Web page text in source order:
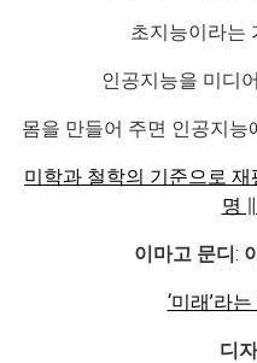
초지능이라는
인공지능을 미디
몸을 만들어 주면 인공지능
미학과 철학의 기준으로
명
이마고 문디:
‘미래’라
디